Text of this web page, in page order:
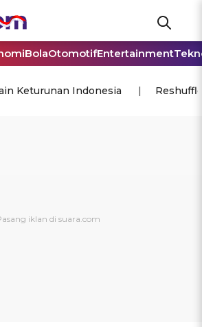
BolaOtomotifEntertainment
Keturunan Indonesia